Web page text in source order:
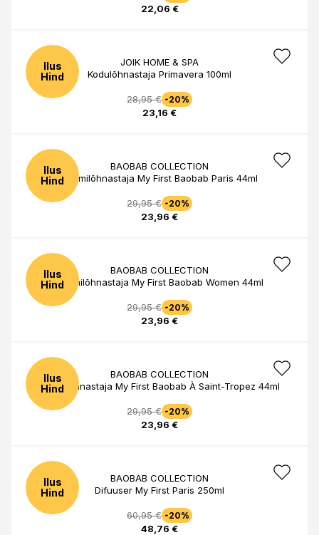
22,06 €
Ilus
Hind
JOIK HOME & SPA
Kodulõhnastaja Primavera 100ml
28,95 € -20%
23,16 €
Ilus
Hind
BAOBAB COLLECTION
Ruumilõhnastaja My First Baobab Paris 44ml
29,95 € -20%
23,96 €
Ilus
Hind
BAOBAB COLLECTION
Ruumilõhnastaja My First Baobab Women 44ml
29,95 € -20%
23,96 €
Ilus
Hind
BAOBAB COLLECTION
Ruumilõhnastaja My First Baobab À Saint-Tropez 44ml
29,95 € -20%
23,96 €
Ilus
Hind
BAOBAB COLLECTION
Difuuser My First Paris 250ml
60,95 € -20%
48,76 €